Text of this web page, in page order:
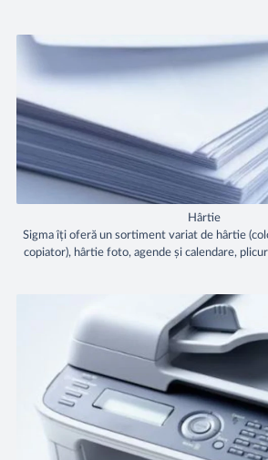
Hârtie
Sigma îți oferă un sortiment variat de hârtie
copiator), hârtie foto, agende și calendare,